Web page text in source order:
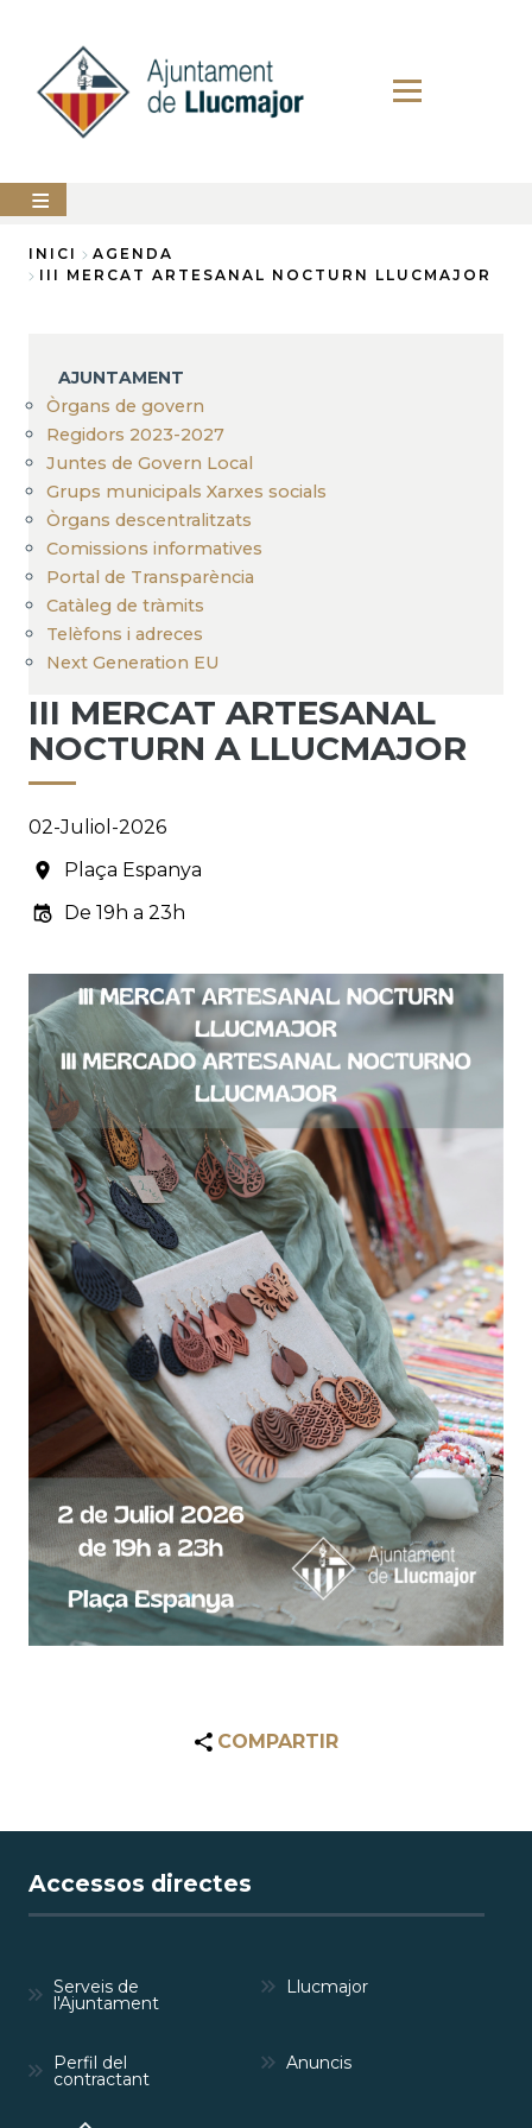
contingut
AJUNTAMENT
PERFIL
DEL
CONTRACTANT
ANUNCIS
INICI
AGENDA
III MERCAT ARTESANAL NOCTURN LLUCMAJOR
AJUNTAMENT
Òrgans de govern
Regidors 2023-2027
Juntes de Govern Local
Grups municipals Xarxes socials
Òrgans descentralitzats
Comissions informatives
Portal de Transparència
Catàleg de tràmits
Telèfons i adreces
Next Generation EU
III MERCAT ARTESANAL
NOCTURN A LLUCMAJOR
02-Juliol-2026
Plaça Espanya
De 19h a 23h
COMPARTIR
Accessos directes
Serveis de
l'Ajuntament
Llucmajor
Perfil del
contractant
Anuncis